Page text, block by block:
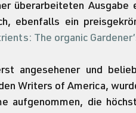
überarbeiteten Ausgabe
The organic
angesehener und
Writers of America,
aufgenommen, die